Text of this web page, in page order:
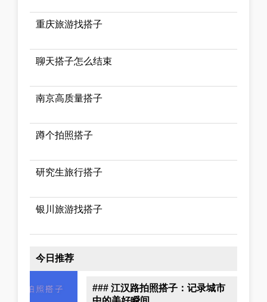
重庆旅游找搭子
聊天搭子怎么结束
南京高质量搭子
蹲个拍照搭子
研究生旅行搭子
银川旅游找搭子
今日推荐
### 江汉路拍照搭子：记录城市